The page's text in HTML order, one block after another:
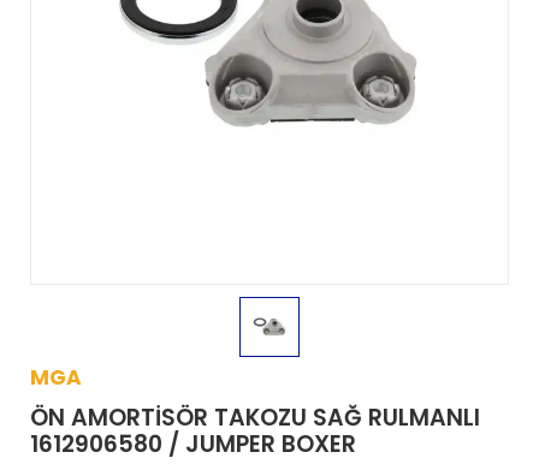
MGA
ÖN AMORTİSÖR TAKOZU SAĞ RULMANLI
1612906580 / JUMPER BOXER